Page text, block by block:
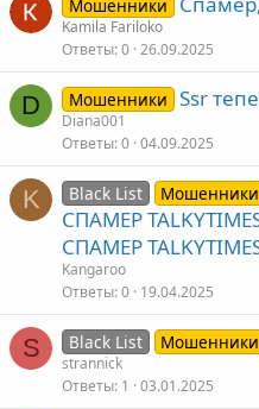
Мошенники
Kamila Fariloko
Ответы 0 26.09.2025
D Мошенники Ssr
Diana001
Ответы 0 04.09.2025
K Black List Мошенники
СПАМЕР
СПАМЕР
Kangaroo
Ответы 0 19.04.2025
S Black List Мошенники
strannick
Ответы 1 03.01.2025